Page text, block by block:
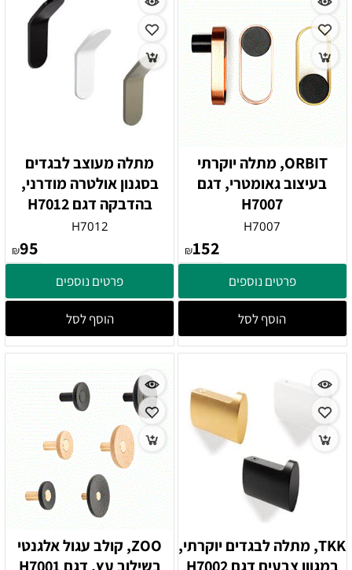
ORBIT, מתלה יוקרתי
בעיצוב גאומטרי, דגם
H7007
H7007
₪152
פרטים נוספים
הוסף לסל
מתלה מעוצב לבגדים
בסגנון אולטרה מודרני,
בהדבקה דגם H7012
H7012
₪95
פרטים נוספים
הוסף לסל
TKK, מתלה לבגדים יוקרתי,
ZOO, קולב עגול אלגנטי